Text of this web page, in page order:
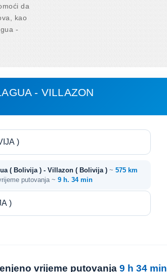
da
kao
-
- VILLAZON
( Bolivija ) - Villazon ( Bolivija ) ~ 575 km
putovanja ~ 9 h. 34 min
vrijeme putovanja 9 h 34 min